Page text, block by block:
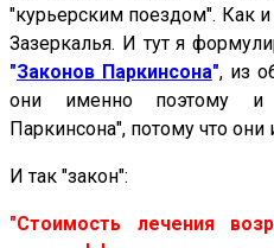
"курьерским поездом". Как
Зазеркалья. И тут я
"Законов Паркинсона", из
они именно поэтому и
Паркинсона", потому что они
И так "закон":
"Стоимость лечения